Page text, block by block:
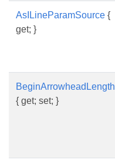
AsILineParamSource {
get; }
BeginArrowheadLength
{ get; set; }